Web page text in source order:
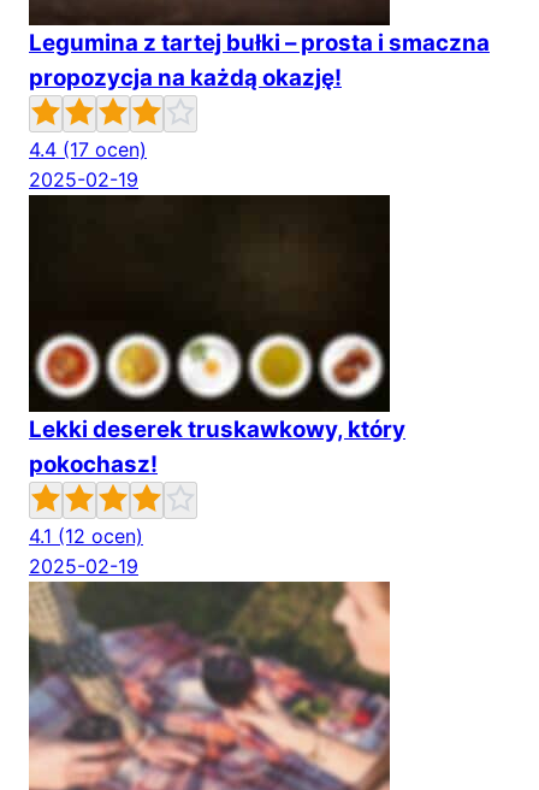
Legumina z tartej bułki – prosta i smaczna
propozycja na każdą okazję!
4.4 (17 ocen)
2025-02-19
Lekki deserek truskawkowy, który
pokochasz!
4.1 (12 ocen)
2025-02-19